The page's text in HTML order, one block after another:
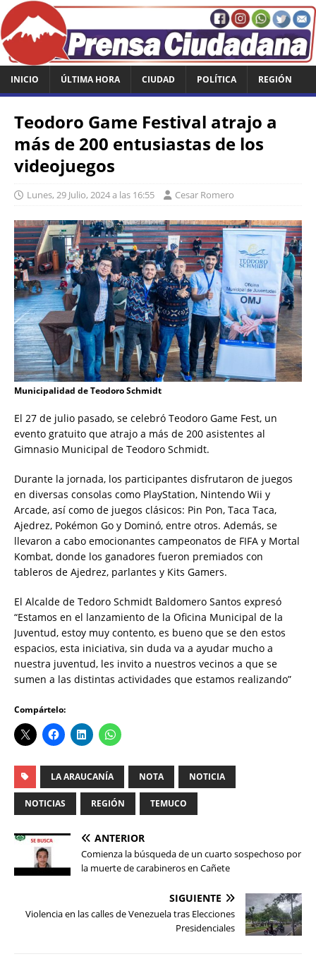
INICIO ÚLTIMA HORA CIUDAD POLÍTICA REGIÓN
Teodoro Game Festival atrajo a
más de 200 entusiastas de los
videojuegos
Lunes, 29 Julio, 2024 a las 16:55 Cesar Romero
Municipalidad de Teodoro Schmidt
El 27 de julio pasado, se celebró Teodoro Game Fest, un
evento gratuito que atrajo a más de 200 asistentes al
Gimnasio Municipal de Teodoro Schmidt.
Durante la jornada, los participantes disfrutaron de juegos
en diversas consolas como PlayStation, Nintendo Wii y
Arcade, así como de juegos clásicos: Pin Pon, Taca Taca,
Ajedrez, Pokémon Go y Dominó, entre otros. Además, se
llevaron a cabo emocionantes campeonatos de FIFA y Mortal
Kombat, donde los ganadores fueron premiados con
tableros de Ajedrez, parlantes y Kits Gamers.
El Alcalde de Tedoro Schmidt Baldomero Santos expresó
“Estamos en el lanzamiento de la Oficina Municipal de la
Juventud, estoy muy contento, es bueno que se den estos
espacios, esta iniciativa, sin duda va a ayudar mucho a
nuestra juventud, les invito a nuestros vecinos a que se
sumen a las distintas actividades que estamos realizando”
Compártelo:
LA ARAUCANÍA NOTA NOTICIA
NOTICIAS REGIÓN TEMUCO
ANTERIOR
Comienza la búsqueda de un cuarto sospechoso por
la muerte de carabineros en Cañete
SIGUIENTE
Violencia en las calles de Venezuela tras Elecciones
Presidenciales